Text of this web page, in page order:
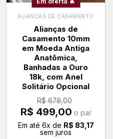
ALIANÇAS DE CASAMENTO
Alianças de
Casamento 10mm
em Moeda Antiga
Anatômica,
Banhadas a Ouro
18k, com Anel
Solitário Opcional
R$679,00
O
preço
era:
R$ 679,00.
R$ 499,00preço
é:
o par
Em até 6x de R$ 83,17
sem juros